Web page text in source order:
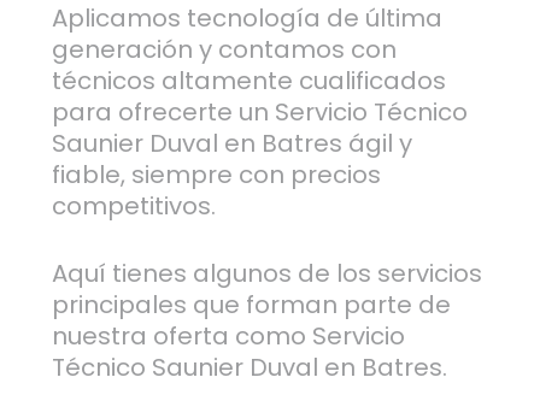
Aplicamos tecnología de última
generación y contamos con
técnicos altamente cualificados
para ofrecerte un Servicio Técnico
Saunier Duval en Batres ágil y
fiable, siempre con precios
competitivos.
Aquí tienes algunos de los servicios
principales que forman parte de
nuestra oferta como Servicio
Técnico Saunier Duval en Batres.